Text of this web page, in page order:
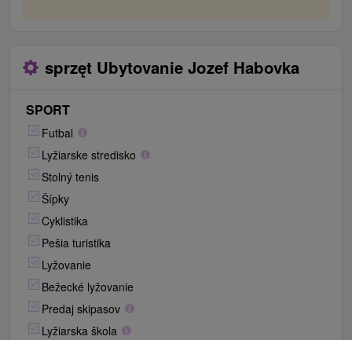
sprzęt Ubytovanie Jozef Habovka
SPORT
Futbal
Lyžiarske stredisko
Stolný tenis
Šípky
Cyklistika
Pešia turistika
Lyžovanie
Bežecké lyžovanie
Predaj skipasov
Lyžiarska škola